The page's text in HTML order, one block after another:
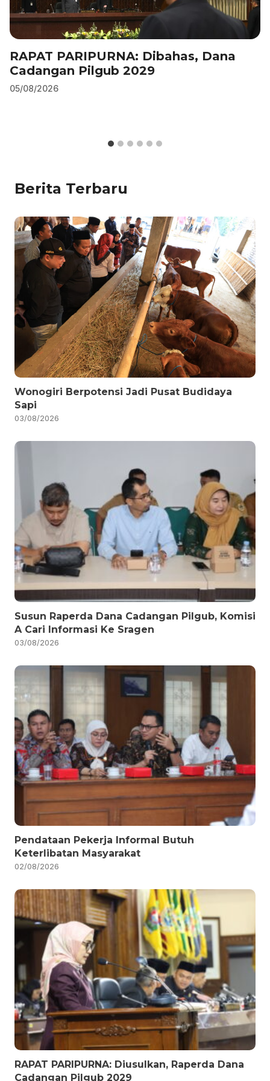
RAPAT PARIPURNA: Dibahas, Dana
Cadangan Pilgub 2029
05/08/2026
Berita Terbaru
Wonogiri Berpotensi Jadi Pusat Budidaya
Sapi
03/08/2026
Susun Raperda Dana Cadangan Pilgub, Komisi
A Cari Informasi Ke Sragen
03/08/2026
Pendataan Pekerja Informal Butuh
Keterlibatan Masyarakat
02/08/2026
RAPAT PARIPURNA: Diusulkan, Raperda Dana
Cadangan Pilgub 2029